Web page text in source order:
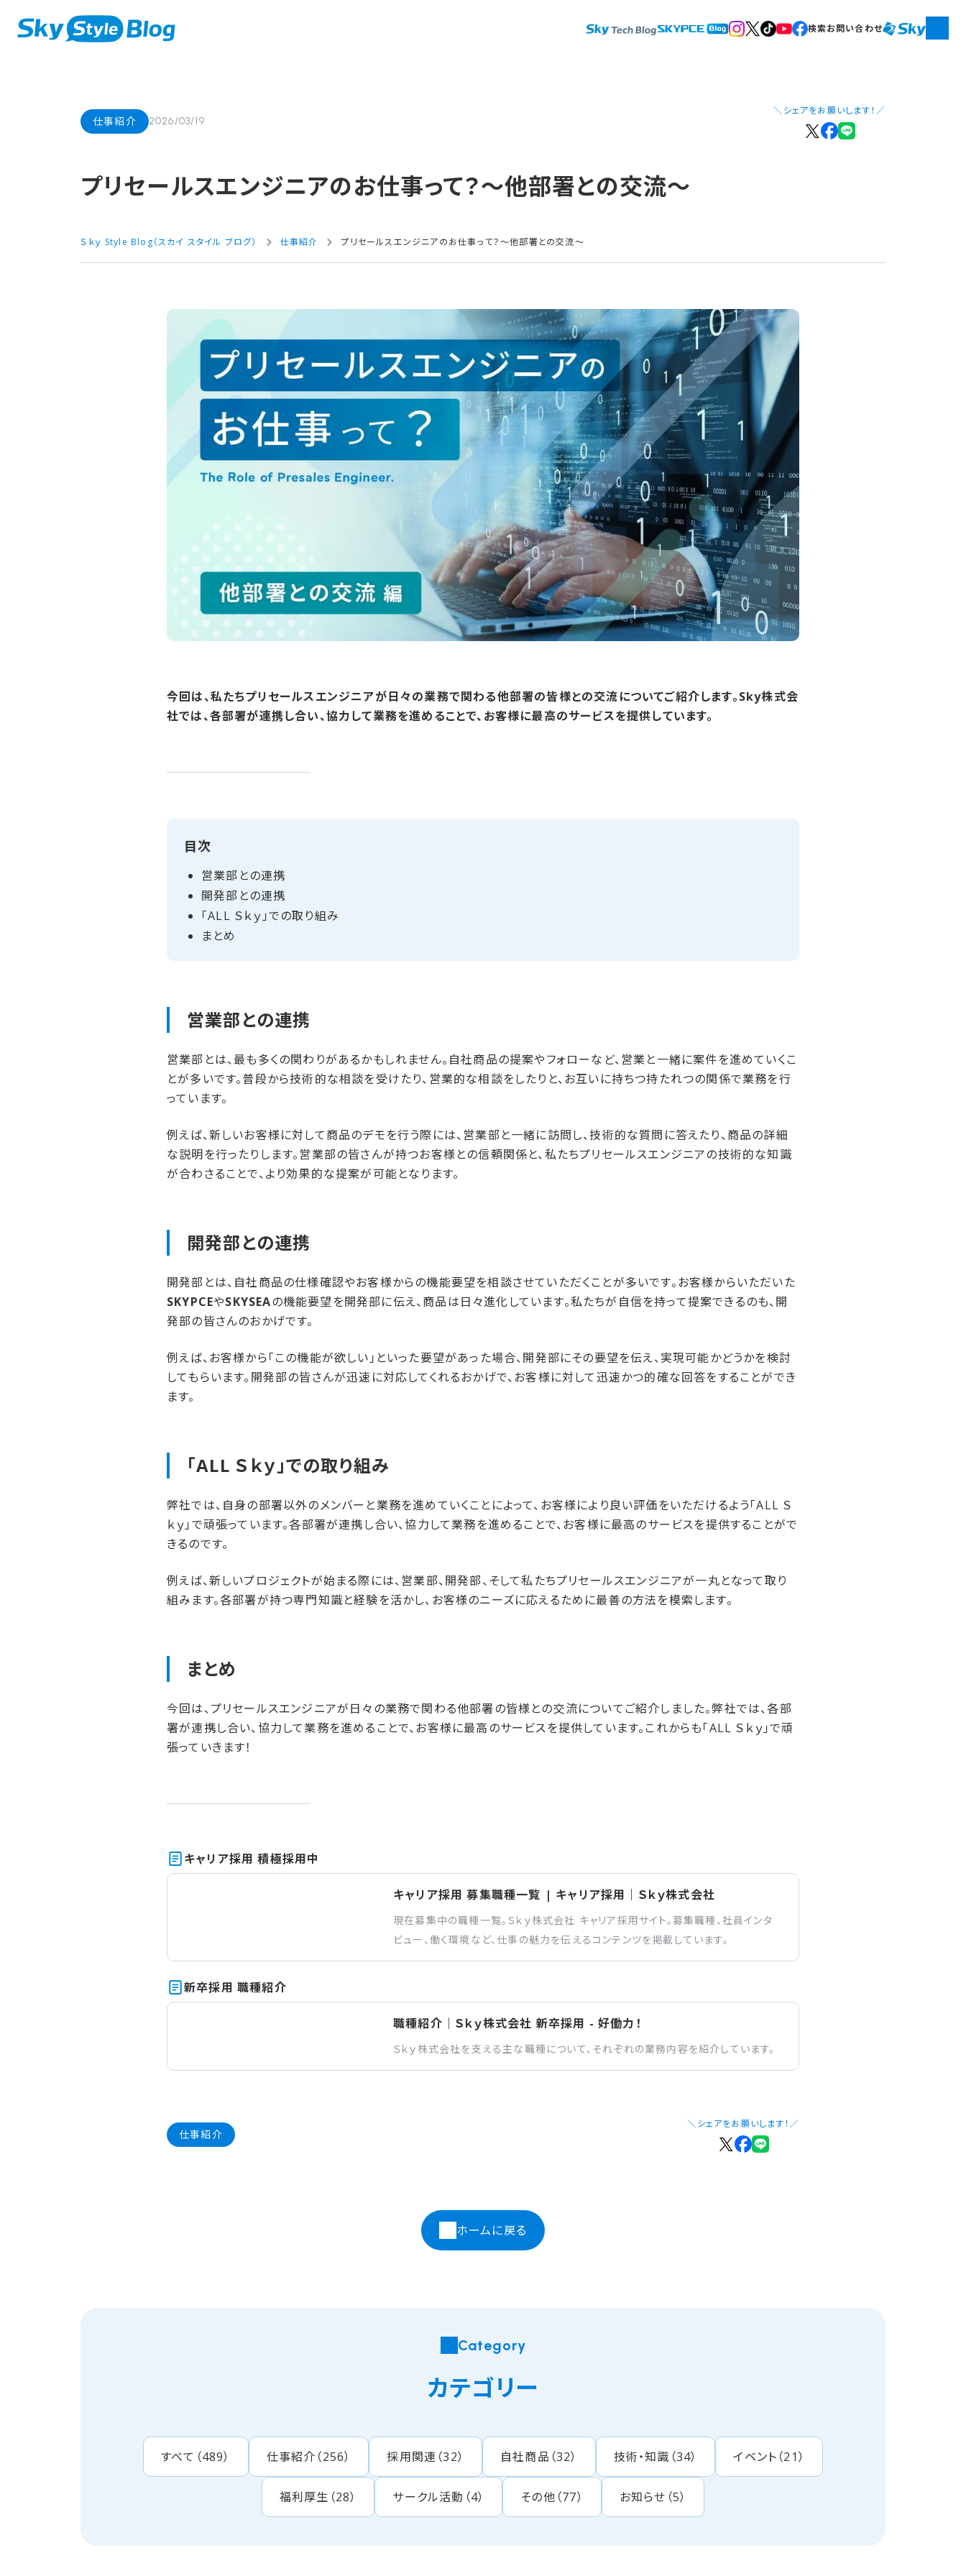
検索お問い合わせ
仕事紹介 2026/03/19
＼シェアをお願いします！／
プリセールスエンジニアの​お仕事って？​～他部署との​交流～
Ｓｋｙ Style Blog（スカイ スタイル ブログ） 仕事紹介 プリセールスエンジニアのお仕事って？～他部署との交流～
今回は、私たちプリセールスエンジニアが日々の業務で関わる他部署の皆様との交流についてご紹介します。Sky株式会
社では、各部署が連携し合い、協力して業務を進めることで、お客様に最高のサービスを提供しています。
目次
営業部との​連携
開発部との​連携
「ALL Ｓｋｙ」での​取り組み
まとめ
営業部との​連携
営業部とは、最も多くの関わりがあるかもしれません。自社商品の提案やフォローなど、営業と一緒に案件を進めていくこ
とが多いです。普段から技術的な相談を受けたり、営業的な相談をしたりと、お互いに持ちつ持たれつの関係で業務を行
っています。
例えば、新しいお客様に対して商品のデモを行う際には、営業部と一緒に訪問し、技術的な質問に答えたり、商品の詳細
な説明を行ったりします。営業部の皆さんが持つお客様との信頼関係と、私たちプリセールスエンジニアの技術的な知識
が合わさることで、より効果的な提案が可能となります。
開発部との​連携
開発部とは、自社商品の仕様確認やお客様からの機能要望を相談させていただくことが多いです。お客様からいただいた
SKYPCEやSKYSEAの機能要望を開発部に伝え、商品は日々進化しています。私たちが自信を持って提案できるのも、開
発部の皆さんのおかげです。
例えば、お客様から「この機能が欲しい」といった要望があった場合、開発部にその要望を伝え、実現可能かどうかを検討
してもらいます。開発部の皆さんが迅速に対応してくれるおかげで、お客様に対して迅速かつ的確な回答をすることができ
ます。
「ALL Ｓｋｙ」での​取り組み
弊社では、自身の部署以外のメンバーと業務を進めていくことによって、お客様により良い評価をいただけるよう「ALL Ｓ
ｋｙ」で頑張っています。各部署が連携し合い、協力して業務を進めることで、お客様に最高のサービスを提供することがで
きるのです。
例えば、新しいプロジェクトが始まる際には、営業部、開発部、そして私たちプリセールスエンジニアが一丸となって取り
組みます。各部署が持つ専門知識と経験を活かし、お客様のニーズに応えるために最善の方法を模索します。
まとめ
今回は、プリセールスエンジニアが日々の業務で関わる他部署の皆様との交流についてご紹介しました。弊社では、各部
署が連携し合い、協力して業務を進めることで、お客様に最高のサービスを提供しています。これからも「ALL Ｓｋｙ」で頑
張っていきます！
キャリア採用 積極採用中
キャリア採用 募集職種一覧 | キャリア採用｜Ｓｋｙ株式会社
現在募集中の職種一覧。Ｓｋｙ株式会社 キャリア採用サイト。募集職種、社員インタ
ビュー、働く環境など、仕事の魅力を伝えるコンテンツを掲載しています。
新卒採用 職種紹介
職種紹介｜Ｓｋｙ株式会社 新卒採用 - 好働力！
Ｓｋｙ株式会社を支える主な職種について、それぞれの業務内容を紹介しています。
仕事紹介
＼シェアをお願いします！／
ホームに戻る
Category
カテゴリー
すべて （489） 仕事紹介 （256） 採用関連 （32） 自社商品 （32） 技術・知識 （34） イベント （21）
福利厚生 （28） サークル活動 （4） その他 （77） お知らせ （5）